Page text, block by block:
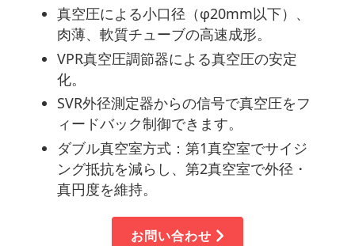
真空圧による小口径（φ20mm以下）、
肉薄、軟質チューブの高速成形。
VPR真空圧調節器による真空圧の安定
化。
SVR外径測定器からの信号で真空圧をフ
ィードバック制御できます。
ダブル真空室方式：第1真空室でサイジ
ング抵抗を減らし、第2真空室で外径・
真円度を維持。
お問い合わせ